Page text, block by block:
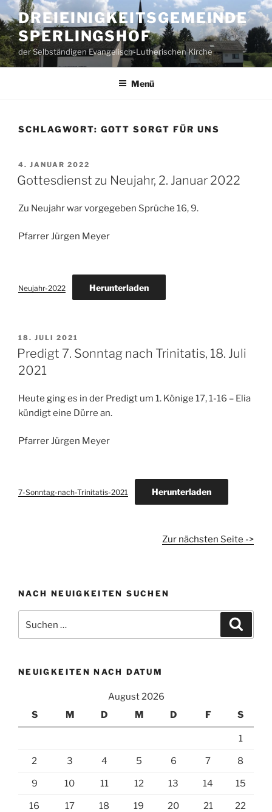
Zum
Inhalt
springen
DREIEINIGKEITSGEMEINDE
SPERLINGSHOF
der Selbständigen Evangelisch-Lutherischen Kirche
Menü
SCHLAGWORT: GOTT SORGT FÜR UNS
VERÖFFENTLICHT
AM
4. JANUAR 2022
Gottesdienst zu Neujahr, 2. Januar 2022
Zu Neujahr war vorgegeben Sprüche 16, 9.
Pfarrer Jürgen Meyer
Neujahr-2022 Herunterladen
VERÖFFENTLICHT
AM
18. JULI 2021
Predigt 7. Sonntag nach Trinitatis, 18. Juli
2021
Heute ging es in der Predigt um 1. Könige 17, 1-16 – Elia
kündigt eine Dürre an.
Pfarrer Jürgen Meyer
7-Sonntag-nach-Trinitatis-2021 Herunterladen
Zur nächsten Seite ->
NACH NEUIGKEITEN SUCHEN
nach:
NEUIGKEITEN NACH DATUM
August 2026
S
M D M D F S
1
2 3 4 5 6 7 8
9 10 11 12 13 14 15
16 17 18 19 20 21 22